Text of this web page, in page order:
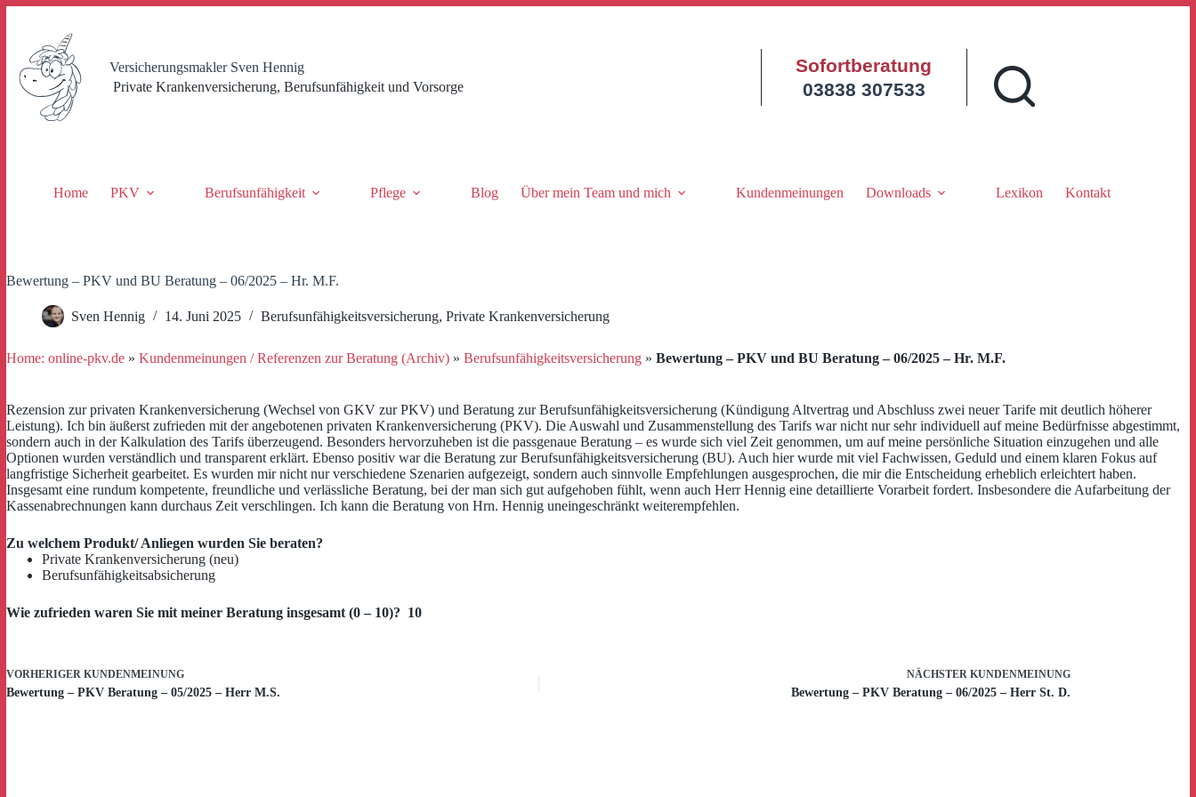
springen
Versicherungsmakler Sven Hennig
Private Krankenversicherung, Berufsunfähigkeit und Vorsorge
Sofortberatung
03838 307533
Home PKV Berufsunfähigkeit Pflege Blog Über mein Team und mich Kundenmeinungen Downloads Lexikon Kontakt
Bewertung – PKV und BU Beratung – 06/2025 – Hr. M.F.
Sven Hennig 14. Juni 2025 Berufsunfähigkeitsversicherung, Private Krankenversicherung
Home: online-pkv.de » Kundenmeinungen / Referenzen zur Beratung (Archiv) » Berufsunfähigkeitsversicherung » Bewertung – PKV und BU Beratung – 06/2025 – Hr. M.F.
Rezension zur privaten Krankenversicherung (Wechsel von GKV zur PKV) und Beratung zur Berufsunfähigkeitsversicherung (Kündigung Altvertrag und Abschluss zwei neuer Tarife mit deutlich höherer
Leistung). Ich bin äußerst zufrieden mit der angebotenen privaten Krankenversicherung (PKV). Die Auswahl und Zusammenstellung des Tarifs war nicht nur sehr individuell auf meine Bedürfnisse abgestimmt,
sondern auch in der Kalkulation des Tarifs überzeugend. Besonders hervorzuheben ist die passgenaue Beratung – es wurde sich viel Zeit genommen, um auf meine persönliche Situation einzugehen und alle
Optionen wurden verständlich und transparent erklärt. Ebenso positiv war die Beratung zur Berufsunfähigkeitsversicherung (BU). Auch hier wurde mit viel Fachwissen, Geduld und einem klaren Fokus auf
langfristige Sicherheit gearbeitet. Es wurden mir nicht nur verschiedene Szenarien aufgezeigt, sondern auch sinnvolle Empfehlungen ausgesprochen, die mir die Entscheidung erheblich erleichtert haben.
Insgesamt eine rundum kompetente, freundliche und verlässliche Beratung, bei der man sich gut aufgehoben fühlt, wenn auch Herr Hennig eine detaillierte Vorarbeit fordert. Insbesondere die Aufarbeitung der
Kassenabrechnungen kann durchaus Zeit verschlingen. Ich kann die Beratung von Hrn. Hennig uneingeschränkt weiterempfehlen.
Zu welchem Produkt/ Anliegen wurden Sie beraten?
Private Krankenversicherung (neu)
Berufsunfähigkeitsabsicherung
Wie zufrieden waren Sie mit meiner Beratung insgesamt (0 – 10)? 10
VORHERIGER KUNDENMEINUNG
Bewertung – PKV Beratung – 05/2025 – Herr M.S.
NÄCHSTER KUNDENMEINUNG
Bewertung – PKV Beratung – 06/2025 – Herr St. D.